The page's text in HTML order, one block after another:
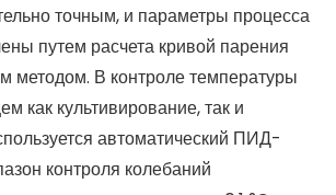
точным, и параметры процесса
путем расчета кривой парения
методом. В контроле температуры
как культивирование, так и
автоматический ПИД-
контроля колебаний